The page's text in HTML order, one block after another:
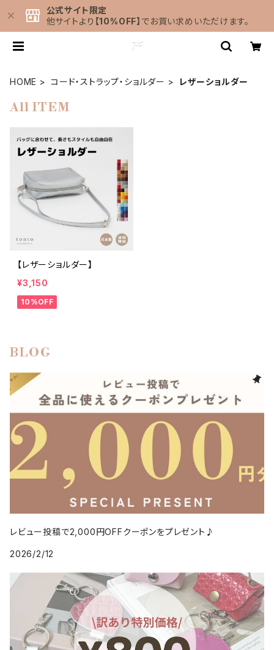
公式サイト限定
他サイトより 【10%OFF】 でお買い求めいただけます。
HOME コード・ストラップ・ショルダー レザーショルダー
All ITEM
【レザーショルダー】
¥3,150
10%OFF
BLOG
レビュー投稿で2,000円OFFクーポンをプレゼント♪
2026/2/12